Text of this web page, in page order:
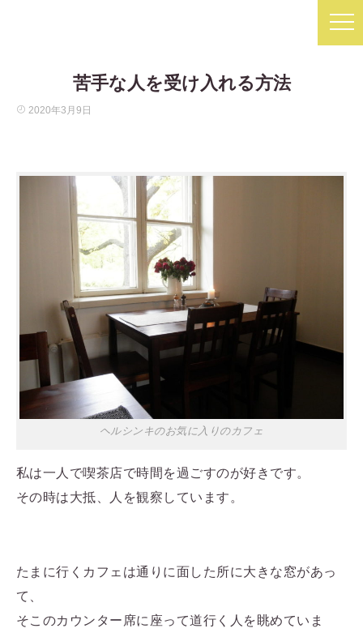
苦手な人を受け入れる方法
2020年3月9日
ヘルシンキのお気に入りのカフェ
私は一人で喫茶店で時間を過ごすのが好きです。
その時は大抵、人を観察しています。
たまに行くカフェは通りに面した所に大きな窓があっ
て、
そこのカウンター席に座って道行く人を眺めていま